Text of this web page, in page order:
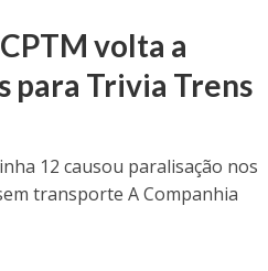
volta a
para Trivia Trens
12 causou paralisação nos
transporte A Companhia